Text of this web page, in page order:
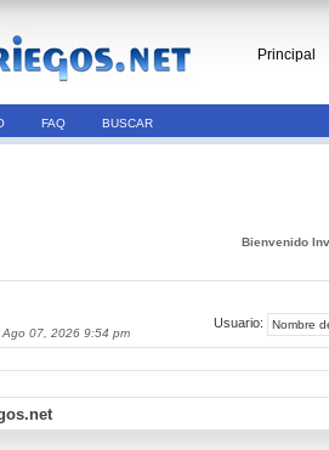
Principal
FAQ BUSCAR
Bienvenido
07, 2026 9:54 pm
Usuario: